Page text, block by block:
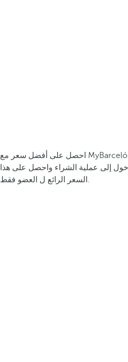
احصل على أفضل سعر مع MyBarceló
إلى عملية الشراء واحصل على هذا
السعر الرائع ل العضو فقط.